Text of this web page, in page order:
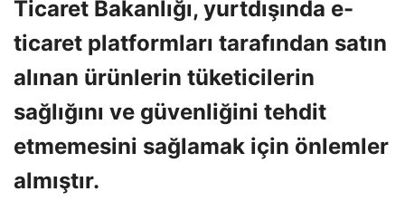
Ticaret Bakanlığı, yurtdışında e-
ticaret platformları tarafından satın
alınan ürünlerin tüketicilerin
sağlığını ve güvenliğini tehdit
etmemesini sağlamak için önlemler
almıştır.